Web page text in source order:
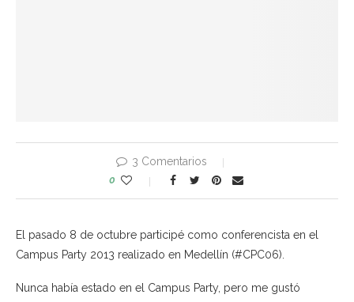
3 Comentarios
0
El pasado 8 de octubre participé como conferencista en el
Campus Party 2013 realizado en Medellín (#CPC06).
Nunca había estado en el Campus Party, pero me gustó